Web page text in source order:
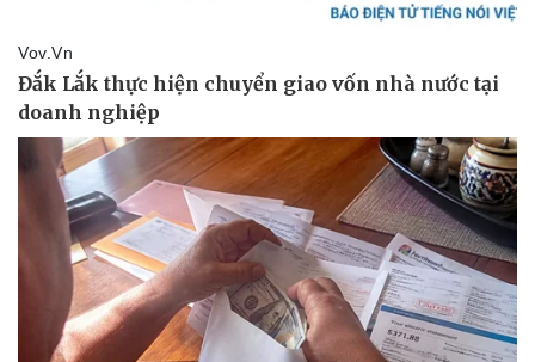
Pháp luật
Vụ án
Tin nóng
Tư vấn luật
Quân sự - Quốc phòng
Vũ khí
Việt Nam
Phân tích